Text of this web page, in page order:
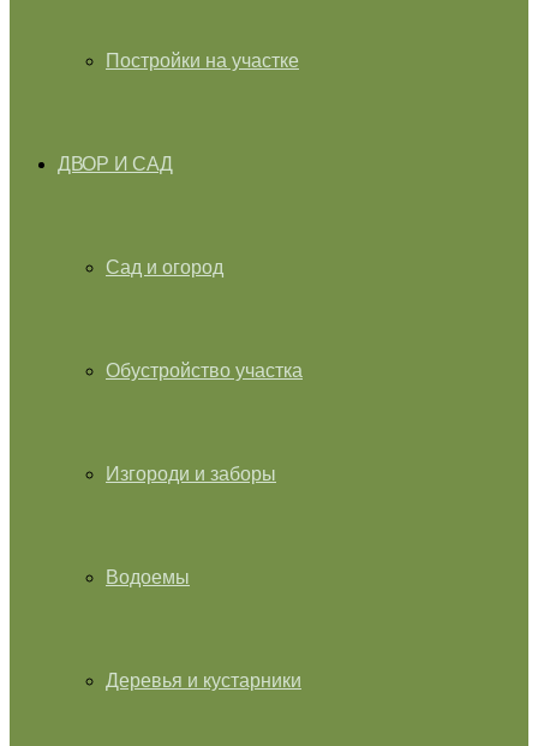
Постройки на участке
ДВОР И САД
Сад и огород
Обустройство участка
Изгороди и заборы
Водоемы
Деревья и кустарники